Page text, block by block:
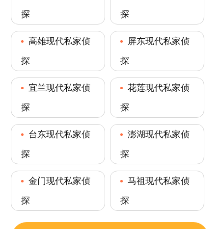
探
探
高雄现代私家侦
探
屏东现代私家侦
探
宜兰现代私家侦
探
花莲现代私家侦
探
台东现代私家侦
探
澎湖现代私家侦
探
金门现代私家侦
探
马祖现代私家侦
探